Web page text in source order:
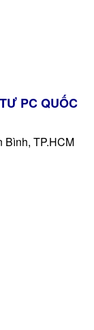
PC QUỐC
Bình, TP.HCM